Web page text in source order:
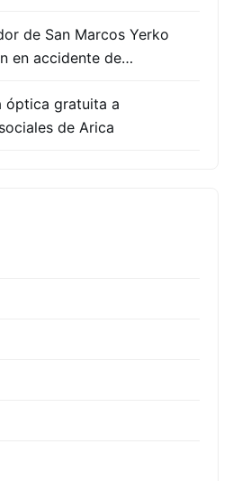
de San Marcos Yerko
en accidente de…
óptica gratuita a
de Arica